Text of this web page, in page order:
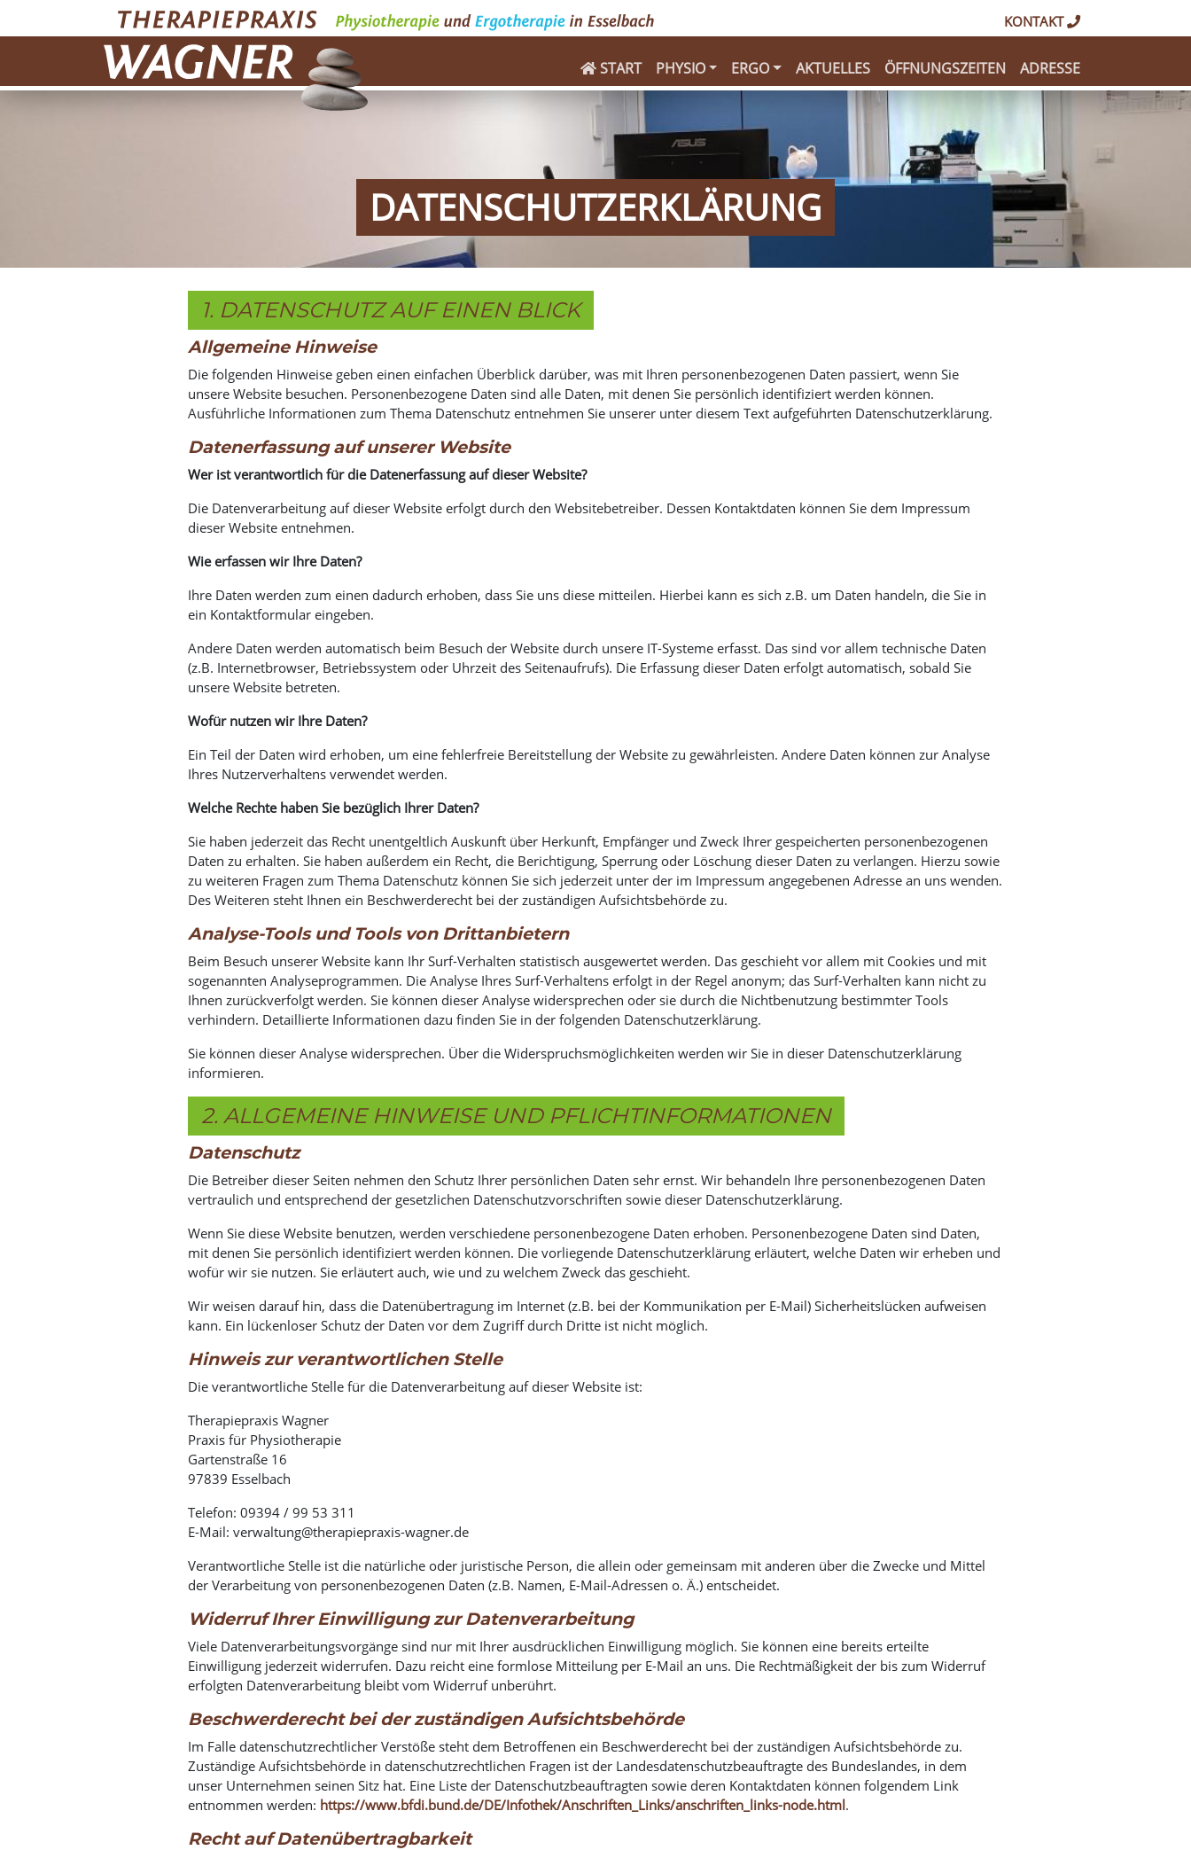
KONTAKT
START PHYSIO ERGO AKTUELLES ÖFFNUNGSZEITEN ADRESSE
DATENSCHUTZERKLÄRUNG
1. DATENSCHUTZ AUF EINEN BLICK
Allgemeine Hinweise
Die folgenden Hinweise geben einen einfachen Überblick darüber, was mit Ihren personenbezogenen Daten passiert, wenn Sie
unsere Website besuchen. Personenbezogene Daten sind alle Daten, mit denen Sie persönlich identifiziert werden können.
Ausführliche Informationen zum Thema Datenschutz entnehmen Sie unserer unter diesem Text aufgeführten Datenschutzerklärung.
Datenerfassung auf unserer Website
Wer ist verantwortlich für die Datenerfassung auf dieser Website?
Die Datenverarbeitung auf dieser Website erfolgt durch den Websitebetreiber. Dessen Kontaktdaten können Sie dem Impressum
dieser Website entnehmen.
Wie erfassen wir Ihre Daten?
Ihre Daten werden zum einen dadurch erhoben, dass Sie uns diese mitteilen. Hierbei kann es sich z.B. um Daten handeln, die Sie in
ein Kontaktformular eingeben.
Andere Daten werden automatisch beim Besuch der Website durch unsere IT-Systeme erfasst. Das sind vor allem technische Daten
(z.B. Internetbrowser, Betriebssystem oder Uhrzeit des Seitenaufrufs). Die Erfassung dieser Daten erfolgt automatisch, sobald Sie
unsere Website betreten.
Wofür nutzen wir Ihre Daten?
Ein Teil der Daten wird erhoben, um eine fehlerfreie Bereitstellung der Website zu gewährleisten. Andere Daten können zur Analyse
Ihres Nutzerverhaltens verwendet werden.
Welche Rechte haben Sie bezüglich Ihrer Daten?
Sie haben jederzeit das Recht unentgeltlich Auskunft über Herkunft, Empfänger und Zweck Ihrer gespeicherten personenbezogenen
Daten zu erhalten. Sie haben außerdem ein Recht, die Berichtigung, Sperrung oder Löschung dieser Daten zu verlangen. Hierzu sowie
zu weiteren Fragen zum Thema Datenschutz können Sie sich jederzeit unter der im Impressum angegebenen Adresse an uns wenden.
Des Weiteren steht Ihnen ein Beschwerderecht bei der zuständigen Aufsichtsbehörde zu.
Analyse-Tools und Tools von Drittanbietern
Beim Besuch unserer Website kann Ihr Surf-Verhalten statistisch ausgewertet werden. Das geschieht vor allem mit Cookies und mit
sogenannten Analyseprogrammen. Die Analyse Ihres Surf-Verhaltens erfolgt in der Regel anonym; das Surf-Verhalten kann nicht zu
Ihnen zurückverfolgt werden. Sie können dieser Analyse widersprechen oder sie durch die Nichtbenutzung bestimmter Tools
verhindern. Detaillierte Informationen dazu finden Sie in der folgenden Datenschutzerklärung.
Sie können dieser Analyse widersprechen. Über die Widerspruchsmöglichkeiten werden wir Sie in dieser Datenschutzerklärung
informieren.
2. ALLGEMEINE HINWEISE UND PFLICHTINFORMATIONEN
Datenschutz
Die Betreiber dieser Seiten nehmen den Schutz Ihrer persönlichen Daten sehr ernst. Wir behandeln Ihre personenbezogenen Daten
vertraulich und entsprechend der gesetzlichen Datenschutzvorschriften sowie dieser Datenschutzerklärung.
Wenn Sie diese Website benutzen, werden verschiedene personenbezogene Daten erhoben. Personenbezogene Daten sind Daten,
mit denen Sie persönlich identifiziert werden können. Die vorliegende Datenschutzerklärung erläutert, welche Daten wir erheben und
wofür wir sie nutzen. Sie erläutert auch, wie und zu welchem Zweck das geschieht.
Wir weisen darauf hin, dass die Datenübertragung im Internet (z.B. bei der Kommunikation per E-Mail) Sicherheitslücken aufweisen
kann. Ein lückenloser Schutz der Daten vor dem Zugriff durch Dritte ist nicht möglich.
Hinweis zur verantwortlichen Stelle
Die verantwortliche Stelle für die Datenverarbeitung auf dieser Website ist:
Therapiepraxis Wagner
Praxis für Physiotherapie
Gartenstraße 16
97839 Esselbach
Telefon: 09394 / 99 53 311
E-Mail: verwaltung@therapiepraxis-wagner.de
Verantwortliche Stelle ist die natürliche oder juristische Person, die allein oder gemeinsam mit anderen über die Zwecke und Mittel
der Verarbeitung von personenbezogenen Daten (z.B. Namen, E-Mail-Adressen o. Ä.) entscheidet.
Widerruf Ihrer Einwilligung zur Datenverarbeitung
Viele Datenverarbeitungsvorgänge sind nur mit Ihrer ausdrücklichen Einwilligung möglich. Sie können eine bereits erteilte
Einwilligung jederzeit widerrufen. Dazu reicht eine formlose Mitteilung per E-Mail an uns. Die Rechtmäßigkeit der bis zum Widerruf
erfolgten Datenverarbeitung bleibt vom Widerruf unberührt.
Beschwerderecht bei der zuständigen Aufsichtsbehörde
Im Falle datenschutzrechtlicher Verstöße steht dem Betroffenen ein Beschwerderecht bei der zuständigen Aufsichtsbehörde zu.
Zuständige Aufsichtsbehörde in datenschutzrechtlichen Fragen ist der Landesdatenschutzbeauftragte des Bundeslandes, in dem
unser Unternehmen seinen Sitz hat. Eine Liste der Datenschutzbeauftragten sowie deren Kontaktdaten können folgendem Link
entnommen werden: https://www.bfdi.bund.de/DE/Infothek/Anschriften_Links/anschriften_links-node.html.
Recht auf Datenübertragbarkeit